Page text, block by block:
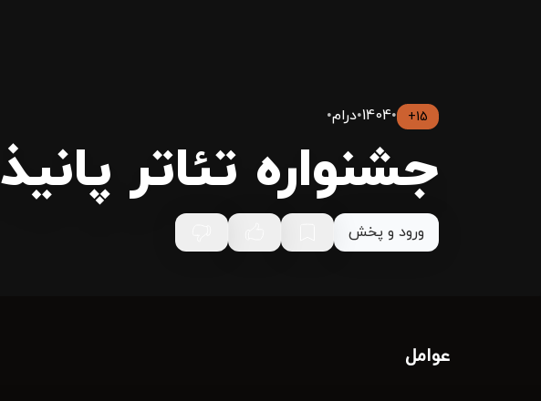
15+
•
1404
•درام•
جشنواره تئاتر پانیذ
ورود و پخش
عوامل